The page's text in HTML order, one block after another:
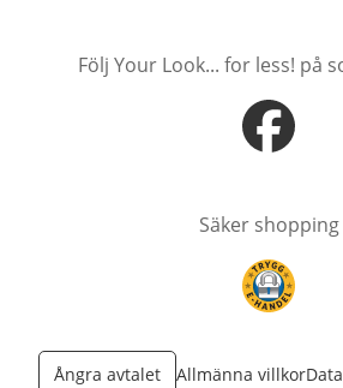
Följ Your Look... for less! på
öppnas i
Säker shopping
öppnas i
Ångra avtalet Allmänna villkor